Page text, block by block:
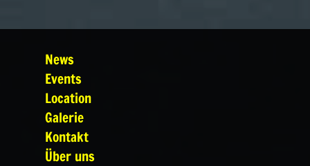
News
Events
Location
Galerie
Kontakt
Über uns